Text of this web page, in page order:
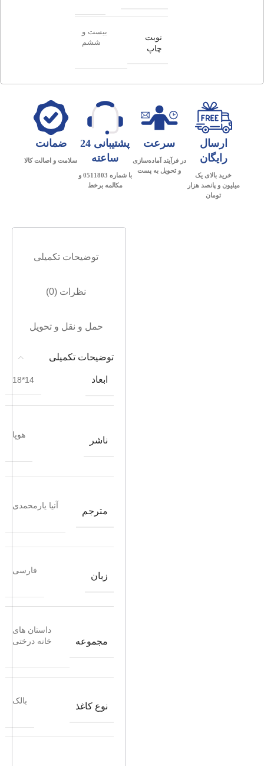
نوبت
چاپ
بیست و
ششم
ارسال
رایگان
خرید بالای یک
میلیون و پانصد هزار
تومان
سرعت
در فرآیند آماده‌سازی
و تحویل به پست
پشتیبانی 24
ساعته
با شماره 0511803 و
مکالمه برخط
ضمانت
سلامت و اصالت کالا
توضیحات تکمیلی
نظرات (0)
حمل و نقل و تحویل
توضیحات تکمیلی
ابعاد 14*18
ناشر
هوپا
مترجم
آنیا یارمحمدی
زبان
فارسی
مجموعه
داستان های
خانه درختی
نوع کاغذ
بالک